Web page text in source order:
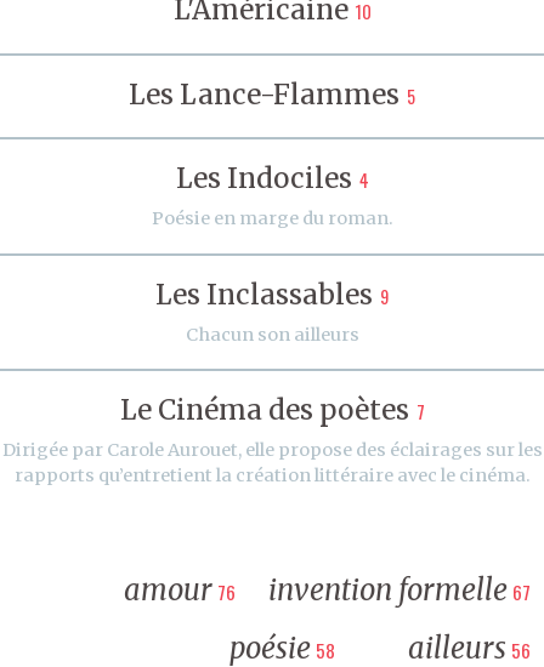
L'Américaine 10
Les Lance-Flammes 5
Les Indociles 4
Poésie en marge du roman.
Les Inclassables 9
Chacun son ailleurs
Le Cinéma des poètes 7
Dirigée par Carole Aurouet, elle propose des éclairages sur les
rapports qu’entretient la création littéraire avec le cinéma.
amour 76 invention formelle 67
poésie 58 ailleurs 56